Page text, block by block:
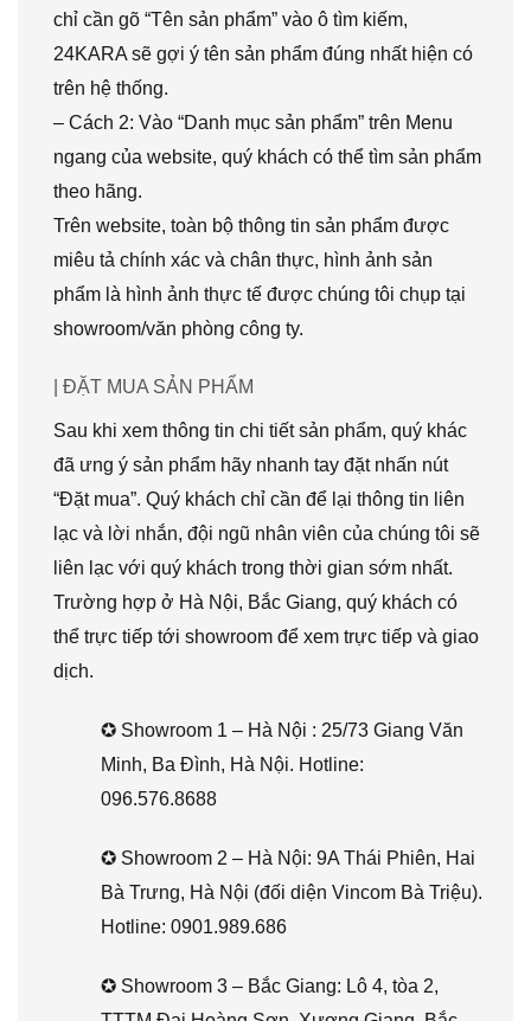
chỉ cần gõ “Tên sản phẩm” vào ô tìm kiếm,
24KARA sẽ gợi ý tên sản phẩm đúng nhất hiện có
trên hệ thống.
– Cách 2: Vào “Danh mục sản phẩm” trên Menu
ngang của website, quý khách có thể tìm sản phẩm
theo hãng.
Trên website, toàn bộ thông tin sản phẩm được
miêu tả chính xác và chân thực, hình ảnh sản
phẩm là hình ảnh thực tế được chúng tôi chụp tại
showroom/văn phòng công ty.
| ĐẶT MUA SẢN PHẨM
Sau khi xem thông tin chi tiết sản phẩm, quý khác
đã ưng ý sản phẩm hãy nhanh tay đặt nhấn nút
“Đặt mua”. Quý khách chỉ cần để lại thông tin liên
lạc và lời nhắn, đội ngũ nhân viên của chúng tôi sẽ
liên lạc với quý khách trong thời gian sớm nhất.
Trường hợp ở Hà Nội, Bắc Giang, quý khách có
thể trực tiếp tới showroom để xem trực tiếp và giao
dịch.
✪ Showroom 1 – Hà Nội : 25/73 Giang Văn
Minh, Ba Đình, Hà Nội. Hotline:
096.576.8688
✪ Showroom 2 – Hà Nội: 9A Thái Phiên, Hai
Bà Trưng, Hà Nội (đối diện Vincom Bà Triệu).
Hotline: 0901.989.686
✪ Showroom 3 – Bắc Giang: Lô 4, tòa 2,